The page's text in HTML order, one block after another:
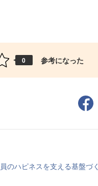
0 参考になった
のハピネスを支える基盤づく